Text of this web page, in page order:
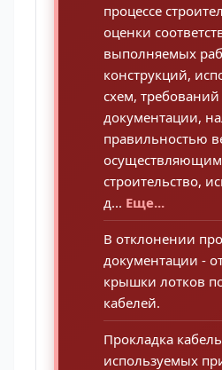
процессе
оценки
выполняемых
конструкций,
схем,
документации,
правильностью
осуществляющим
строительство,
д... Еще...
В отклонении
документации -
крышки лотков
кабелей.
Прокладка
используемых